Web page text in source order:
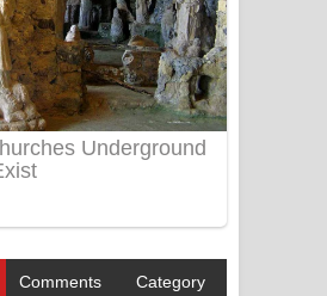
Comments Category